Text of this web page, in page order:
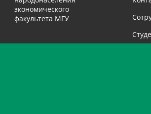
экономического
факультета МГУ